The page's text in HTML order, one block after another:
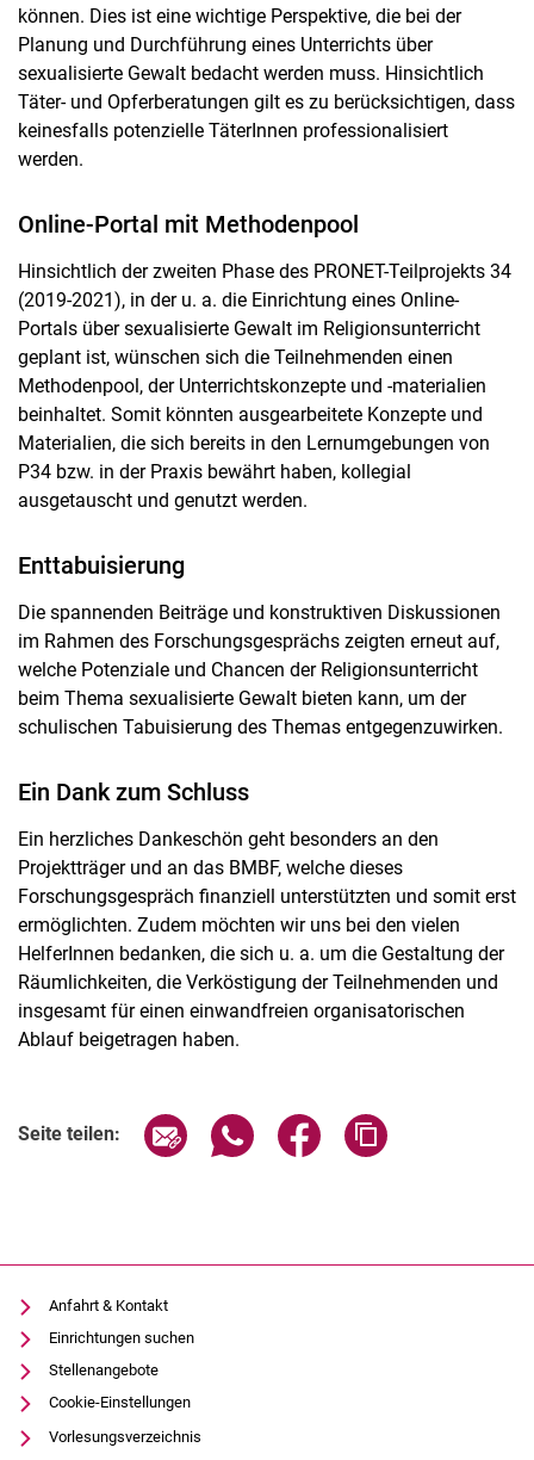
können. Dies ist eine wichtige Perspektive, die bei der
Planung und Durchführung eines Unterrichts über
sexualisierte Gewalt bedacht werden muss. Hinsichtlich
Täter- und Opferberatungen gilt es zu berücksichtigen, dass
keinesfalls potenzielle TäterInnen professionalisiert
werden.
Online-Portal mit Methodenpool
Hinsichtlich der zweiten Phase des PRONET-Teilprojekts 34
(2019-2021), in der u. a. die Einrichtung eines Online-
Portals über sexualisierte Gewalt im Religionsunterricht
geplant ist, wünschen sich die Teilnehmenden einen
Methodenpool, der Unterrichtskonzepte und -materialien
beinhaltet. Somit könnten ausgearbeitete Konzepte und
Materialien, die sich bereits in den Lernumgebungen von
P34 bzw. in der Praxis bewährt haben, kollegial
ausgetauscht und genutzt werden.
Enttabuisierung
Die spannenden Beiträge und konstruktiven Diskussionen
im Rahmen des Forschungsgesprächs zeigten erneut auf,
welche Potenziale und Chancen der Religionsunterricht
beim Thema sexualisierte Gewalt bieten kann, um der
schulischen Tabuisierung des Themas entgegenzuwirken.
Ein Dank zum Schluss
Ein herzliches Dankeschön geht besonders an den
Projektträger und an das BMBF, welche dieses
Forschungsgespräch finanziell unterstützten und somit erst
ermöglichten. Zudem möchten wir uns bei den vielen
HelferInnen bedanken, die sich u. a. um die Gestaltung der
Räumlichkeiten, die Verköstigung der Teilnehmenden und
insgesamt für einen einwandfreien organisatorischen
Ablauf beigetragen haben.
Seite teilen: Seite über E-Mail teilen
Seite über WhatsApp teilen
Seite über Facebook
Anfahrt & Kontakt
Einrichtungen suchen
Stellenangebote
Cookie-Einstellungen
Vorlesungsverzeichnis